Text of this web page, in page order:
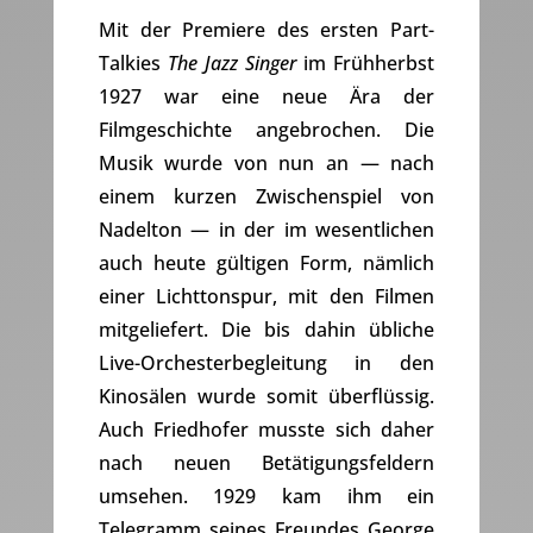
Mit der Premiere des ersten Part-
Talkies The Jazz Singerim Frühherbst
1927 war eine neue Ära der
Filmgeschichte angebrochen. Die
Musik wurde von nun an — nach
einem kurzen Zwischenspiel von
Nadelton — in der im wesentlichen
auch heute gültigen Form, nämlich
einer Lichttonspur, mit den Filmen
mitgeliefert. Die bis dahin übliche
Live-Orchesterbegleitung in den
Kinosälen wurde somit überflüssig.
Auch Friedhofer musste sich daher
nach neuen Betätigungsfeldern
umsehen. 1929 kam ihm ein